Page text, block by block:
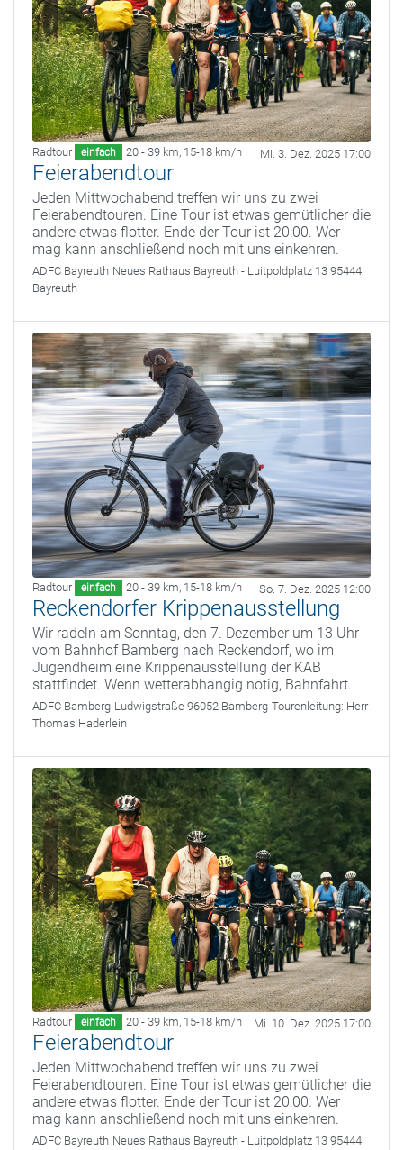
Radtour einfach 20 - 39 km, 15-18 km/h Mi. 3. Dez. 2025 17:00
Feierabendtour
Jeden Mittwochabend treffen wir uns zu zwei
Feierabendtouren. Eine Tour ist etwas gemütlicher die
andere etwas flotter. Ende der Tour ist 20:00. Wer
mag kann anschließend noch mit uns einkehren.
ADFC Bayreuth Neues Rathaus Bayreuth - Luitpoldplatz 13 95444
Bayreuth
Radtour einfach 20 - 39 km, 15-18 km/h So. 7. Dez. 2025 12:00
Reckendorfer Krippenausstellung
Wir radeln am Sonntag, den 7. Dezember um 13 Uhr
vom Bahnhof Bamberg nach Reckendorf, wo im
Jugendheim eine Krippenausstellung der KAB
stattfindet. Wenn wetterabhängig nötig, Bahnfahrt.
ADFC Bamberg Ludwigstraße 96052 Bamberg Tourenleitung: Herr
Thomas Haderlein
Radtour einfach 20 - 39 km, 15-18 km/h Mi. 10. Dez. 2025 17:00
Feierabendtour
Jeden Mittwochabend treffen wir uns zu zwei
Feierabendtouren. Eine Tour ist etwas gemütlicher die
andere etwas flotter. Ende der Tour ist 20:00. Wer
mag kann anschließend noch mit uns einkehren.
ADFC Bayreuth Neues Rathaus Bayreuth - Luitpoldplatz 13 95444